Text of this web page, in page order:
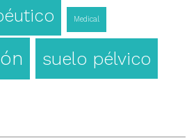
Medical
suelo pélvico